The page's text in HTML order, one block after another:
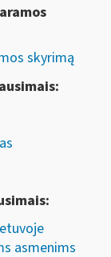
skyrimą
asmenims